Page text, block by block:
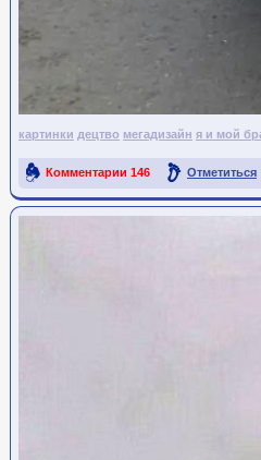
картинки децтво мегадизайн я и мой
Комментарии 146 Отметиться